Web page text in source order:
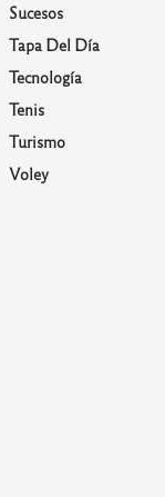
Sucesos
Tapa Del Día
Tecnología
Tenis
Turismo
Voley